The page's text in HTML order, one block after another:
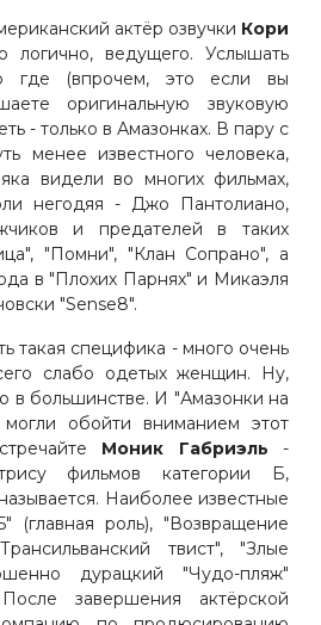
актёр озвучки Кори
логично, ведущего. Услышать
где (впрочем, это если вы
оригинальную звуковую
- только в Амазонках. В пару с
менее известного человека,
видели во многих фильмах,
негодяя - Джо Пантолиано,
и предателей в таких
"Помни", "Клан Сопрано", а
в "Плохих Парнях" и Микаэля
"Sense8".
такая специфика - много очень
слабо одетых женщин. Ну,
в большинстве. И "Амазонки на
обойти вниманием этот
Моник Габриэль -
фильмов категории Б,
Наиболее известные
(главная роль), "Возвращение
твист", "Злые
дурацкий "Чудо-пляж"
завершения актёрской